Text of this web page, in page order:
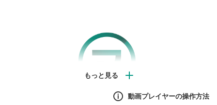
動画プレイヤーの操作方法